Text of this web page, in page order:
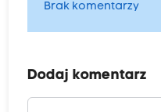
Brak komentarzy
Dodaj komentarz